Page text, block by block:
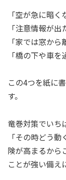
「空が急に暗
「注意情報が
「家では窓から
「橋の下や車を
この4つを紙に
す。
竜巻対策でいち
「その時どう
険が高まるから
ことが強い備え